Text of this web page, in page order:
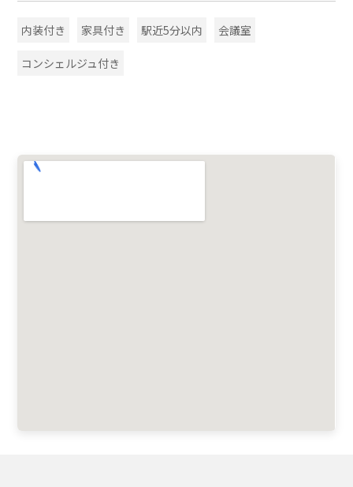
内装付き 家具付き 駅近5分以内 会議室
コンシェルジュ付き